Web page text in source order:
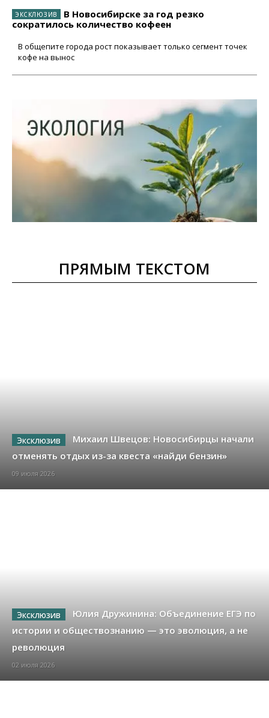
В Новосибирске за год резко
сократилось количество кофеен
В общепите города рост показывает только сегмент точек
кофе на вынос
ПРЯМЫМ ТЕКСТОМ
Михаил Швецов: Новосибирцы начали
отменять отдых из-за квеста «найди бензин»
09 июля 2026
Юлия Дружинина: Объединение ЕГЭ по
истории и обществознанию — это эволюция, а не
революция
02 июля 2026